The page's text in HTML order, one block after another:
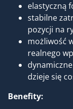
elastyczną
stabilne
pozycji na
możliwość
realnego
dzieje się
Benefity: